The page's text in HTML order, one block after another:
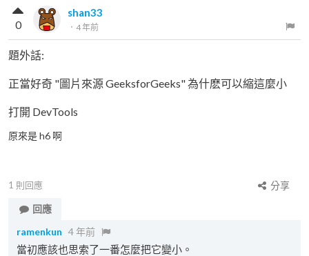
shan33
． 4 年前
0
題外話:
正當好奇 "圖片來源 GeeksforGeeks" 為什麽可以縮這麼小
打開 DevTools
原來是 h6 啊
1 則回應
分享
回應
ramenkun 4 年前
當初應該也思索了一番怎麼把它變小。